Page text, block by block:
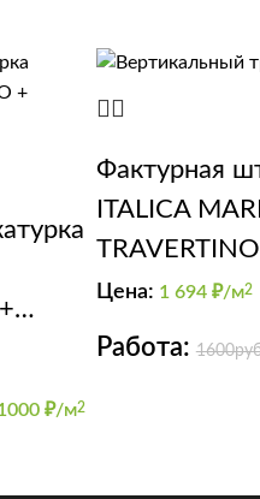
₽/м2
Фактурная
ITALICA
(эффект
Цена: 1 694 ₽/м2
Работа: